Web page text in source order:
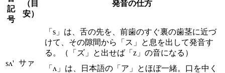
記
号
（目
安）
発音の仕方
sʌ' サァ
「s」は、舌の先を、前歯のすぐ裏の歯茎に近づ
けて、その隙間から「ス」と息を出して発音す
る。（「ズ」と出せば「z」の音になる）
「ʌ」は、日本語の「ア」とほぼ一緒。口を中く